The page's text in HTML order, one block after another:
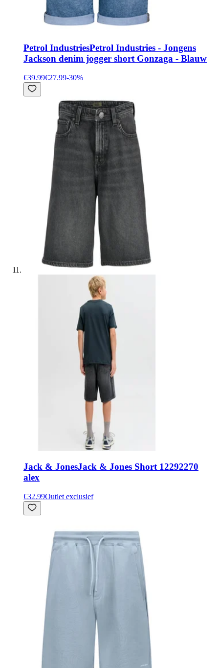
Petrol IndustriesPetrol Industries - Jongens
Jackson denim jogger short Gonzaga - Blauw
€39.99€27.99-30%
Jack & JonesJack & Jones Short 12292270
alex
€32.99Outlet exclusief